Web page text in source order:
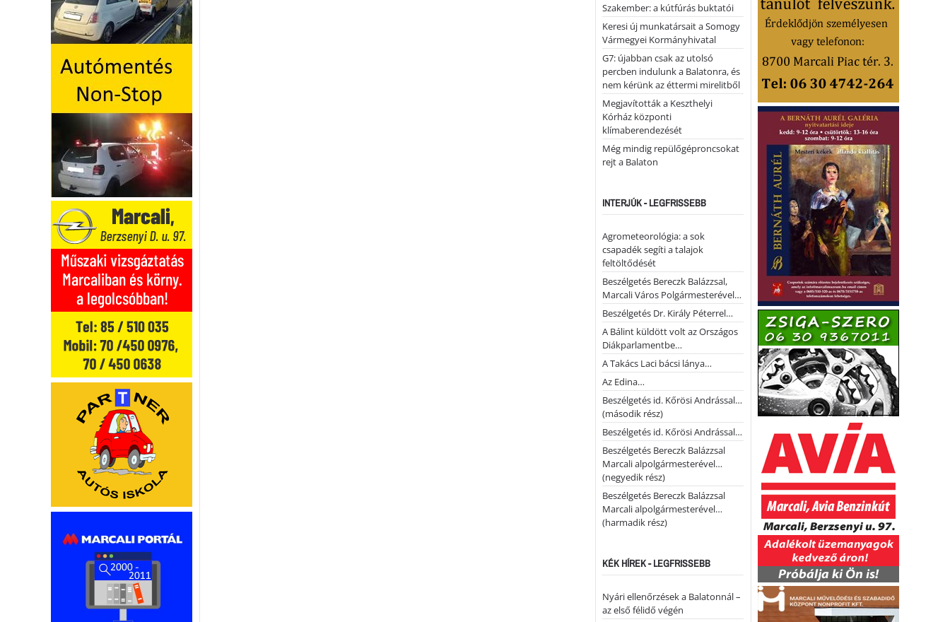
Szakember: a kútfúrás buktatói
Keresi új munkatársait a Somogy
Vármegyei Kormányhivatal
G7: újabban csak az utolsó
percben indulunk a Balatonra, és
nem kérünk az éttermi mirelitből
Megjavították a Keszthelyi
Kórház központi
klímaberendezését
Még mindig repülőgéproncsokat
rejt a Balaton
INTERJÚK - LEGFRISSEBB
Agrometeorológia: a sok
csapadék segíti a talajok
feltöltődését
Beszélgetés Bereczk Balázzsal,
Marcali Város Polgármesterével…
Beszélgetés Dr. Király Péterrel…
A Bálint küldött volt az Országos
Diákparlamentbe…
A Takács Laci bácsi lánya…
Az Edina…
Beszélgetés id. Kőrösi Andrással…
(második rész)
Beszélgetés id. Kőrösi Andrással…
Beszélgetés Bereczk Balázzsal
Marcali alpolgármesterével…
(negyedik rész)
Beszélgetés Bereczk Balázzsal
Marcali alpolgármesterével…
(harmadik rész)
KÉK HÍREK - LEGFRISSEBB
Nyári ellenőrzések a Balatonnál –
az első félidő végén